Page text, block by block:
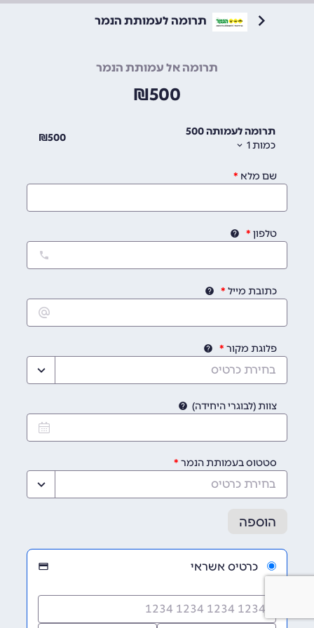
תרומה לעמותת הנמר
תרומה אל עמותת הנמר
500
₪
תרומה לעמותה 500
כמות1
500
₪
שם מלא
טלפון
כתובת מייל
פלוגת מקור
בחירת כרטיס
צוות (לבוגרי היחידה)
סטטוס בעמותת הנמר
בחירת כרטיס
הוספה
כרטיס אשראי